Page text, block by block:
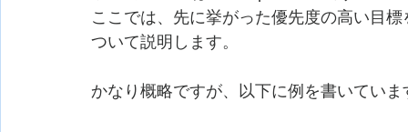
ここでは、先に挙がった優先度の高い目
ついて説明します。
かなり概略ですが、以下に例を書いていま